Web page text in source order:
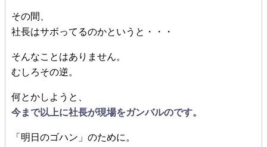
その間、
社長はサボってるのかというと・・・
そんなことはありません。
むしろその逆。
何とかしようと、
今まで以上に社長が現場をガンバルのです。
「明日のゴハン」のために。